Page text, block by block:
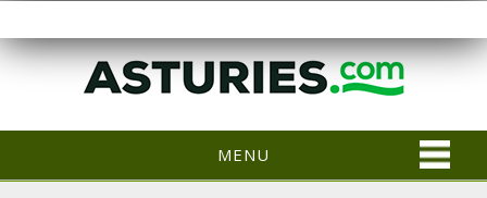
MENU